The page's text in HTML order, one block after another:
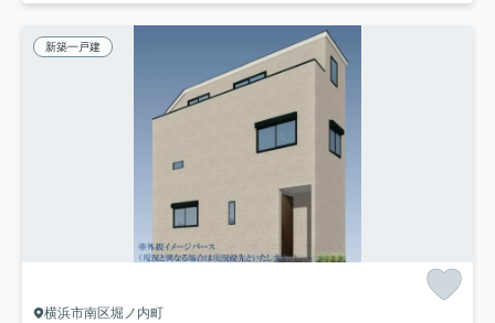
新築一戸建
横浜市南区堀ノ内町